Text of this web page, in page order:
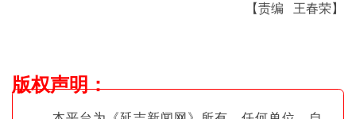
【责编 王春荣】
版权声明：